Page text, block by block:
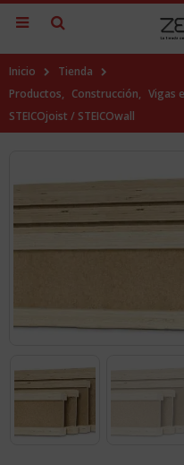
Inicio
Tienda
Productos, Construcción, Vigas
STEICOjoist / STEICOwall